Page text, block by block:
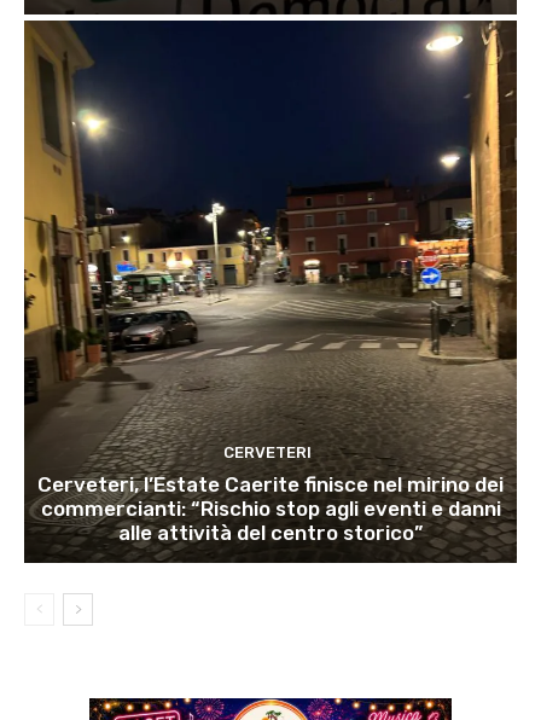
CERVETERI
Cerveteri, l’Estate Caerite finisce nel mirino dei
commercianti: “Rischio stop agli eventi e danni
alle attività del centro storico”